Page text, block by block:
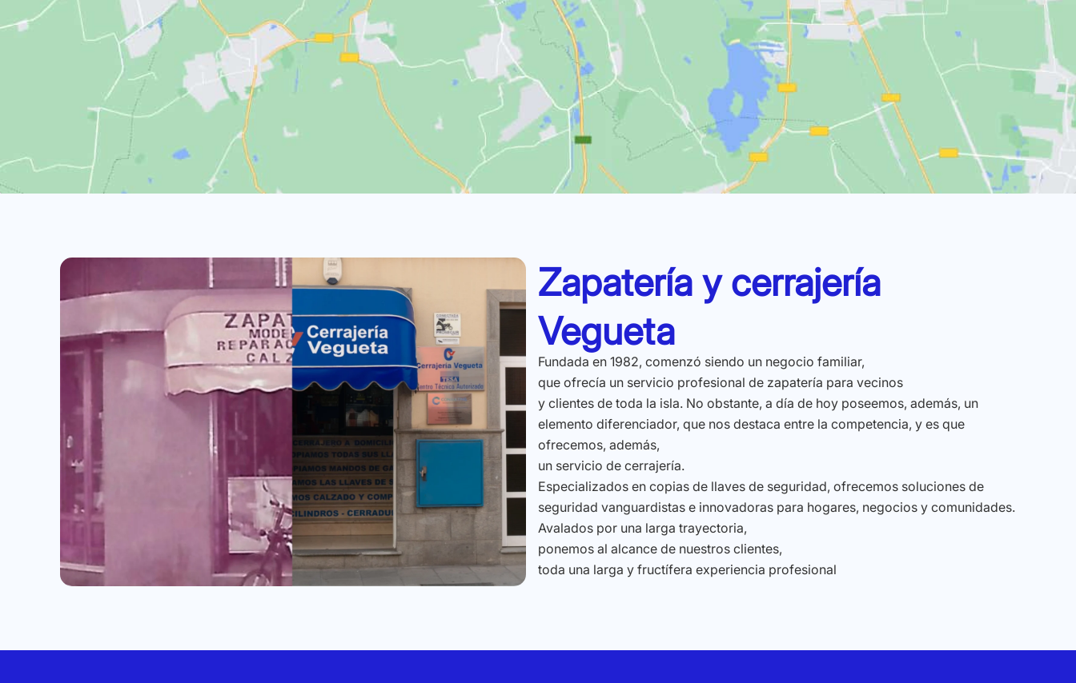
Zapatería y cerrajería
Vegueta
Fundada en 1982, comenzó siendo un negocio familiar,
que ofrecía un servicio profesional de zapatería para vecinos
y clientes de toda la isla. No obstante, a día de hoy poseemos, además, un
elemento diferenciador, que nos destaca entre la competencia, y es que
ofrecemos, además,
un servicio de cerrajería.
Especializados en copias de llaves de seguridad, ofrecemos soluciones de
seguridad vanguardistas e innovadoras para hogares, negocios y comunidades.
Avalados por una larga trayectoria,
ponemos al alcance de nuestros clientes,
toda una larga y fructífera experiencia profesional